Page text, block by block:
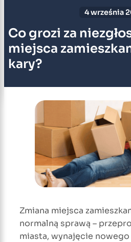
4 września
Co grozi za
miejsca
kary?
Zmiana miejsca
normalną sprawą –
miasta, wynajęcie nowego